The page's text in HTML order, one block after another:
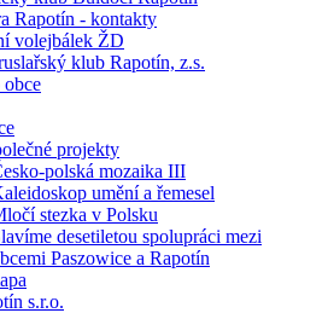
Rapotín - kontakty
volejbálek ŽD
klub Rapotín, z.s.
obce
projekty
polská mozaika III
umění a řemesel
stezka v Polsku
desetiletou spolupráci mezi
Paszowice a Rapotín
s.r.o.